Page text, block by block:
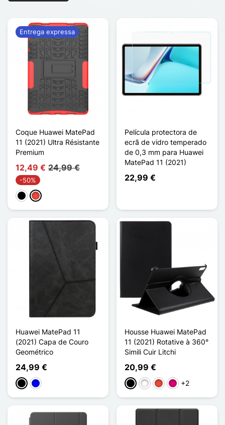
Coque Huawei MatePad
11 (2021) Ultra Résistante
Premium
12,49 € 24,99 €
-50%
PretoVermelho
Entrega expressa
Película protectora de
ecrã de vidro temperado
de 0,3 mm para Huawei
MatePad 11 (2021)
22,99 €
Huawei MatePad 11
(2021) Capa de Couro
Geométrico
24,99 €
PretoAzul
Housse Huawei MatePad
11 (2021) Rotative à 360°
Simili Cuir Litchi
20,99 €
PretoBrancoVermelho
Magenta
+2